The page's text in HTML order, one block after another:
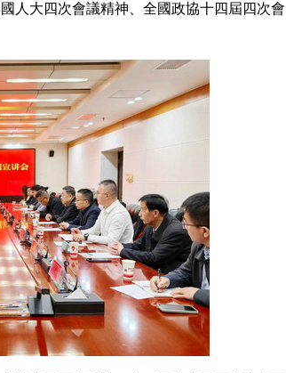
人大四次會議精神、全國政協十四屆四次會